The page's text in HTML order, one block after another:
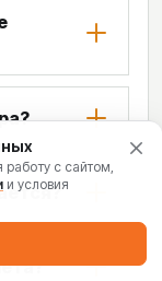
с сайтом,
и условия